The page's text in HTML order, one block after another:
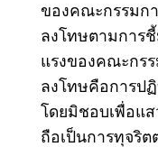
ของคณะกรรมก
ลงโทษตามการ
แรงของคณะกร
ลงโทษคือการป
โดยมิชอบเพื่อแ
ถือเป็นการทุจริ